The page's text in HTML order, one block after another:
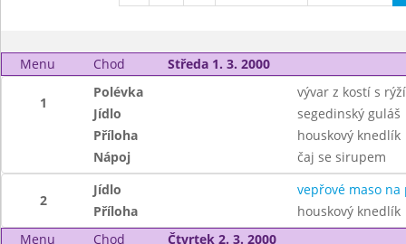
Menu Chod Středa 1. 3. 2000
1
Polévka
vývar z kostí s
Jídlo
segedinský guláš
Příloha
houskový knedlík
Nápoj
čaj se sirupem
2
Jídlo
vepřové maso na
Příloha
houskový knedlík
Menu
Chod Čtvrtek 2. 3. 2000